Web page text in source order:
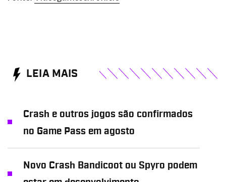
LEIA MAIS
Crash e outros jogos são confirmados
no Game Pass em agosto
Novo Crash Bandicoot ou Spyro podem